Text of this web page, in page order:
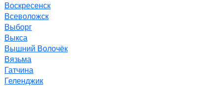
Воскресенск
Всеволожск
Выборг
Выкса
Вышний Волочёк
Вязьма
Гатчина
Геленджик